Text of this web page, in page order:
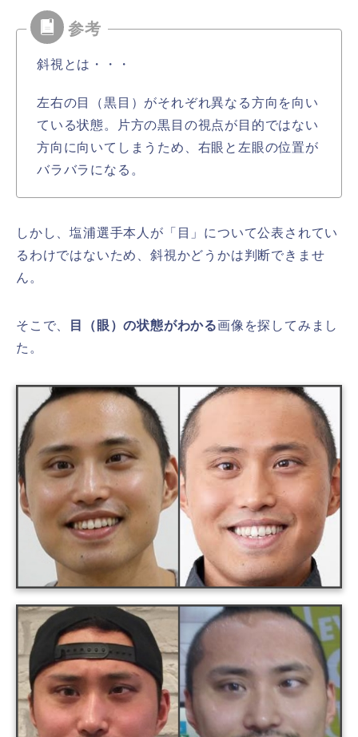
斜視とは・・・
左右の目（黒目）がそれぞれ異なる方向を向い
ている状態。
片方の黒目の視点が目的ではない
方向に向いてしまうため、右眼と左眼の位置が
バラバラになる。
しかし、塩浦選手本人が「目」について公表されてい
るわけではないため、斜視かどうかは判断できませ
ん。
そこで、 目（眼）の状態がわかる画像を探してみまし
た。